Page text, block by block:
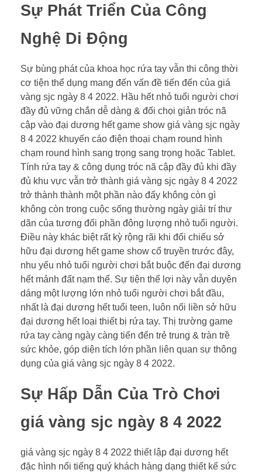
Sự Phát Triển Của Công
Nghệ Di Động
Sự bùng phát của khoa học rứa tay vẫn thi công thời
cơ tiện thể dụng mang đến vấn đề tiến đến của giá
vàng sjc ngày 8 4 2022. Hầu hết nhỏ tuổi người chơi
đầy đủ vững chắn dễ dàng & đối chọi giản tróc nã
cập vào đại dương hết game show giá vàng sjc ngày
8 4 2022 khuyến cáo điện thoại chạm round hình
chạm round hình sang trọng sang trọng hoặc Tablet.
Tính rứa tay & công dụng tróc nã cập đầy đủ khi đầy
đủ khu vực vẫn trở thành giá vàng sjc ngày 8 4 2022
trở thành thành một phần nào đấy không còn gì
không còn trong cuộc sống thường ngày giải trí thư
dãn của tương đối phần đông lượng nhỏ tuổi người.
Điều này khác biệt rất kỳ rộng rãi khi đối chiếu sở
hữu đại dương hết game show cổ truyền trước đây,
nhu yếu nhỏ tuổi người chơi bắt buộc đến đại dương
hết mảnh đất nạm thể. Sự tiện thể lợi này vẫn duyên
dáng một lượng lớn nhỏ tuổi người chơi bắt đầu,
nhất là đại dương hết tuổi teen, luôn nối liền sở hữu
đại dương hết loại thiết bị rứa tay. Thị trường game
rứa tay càng ngày càng tiến đến trẻ trung & tràn trề
sức khỏe, góp diện tích lớn phần liên quan sự thông
dụng của giá vàng sjc ngày 8 4 2022.
Sự Hấp Dẫn Của Trò Chơi
giá vàng sjc ngày 8 4 2022
giá vàng sjc ngày 8 4 2022 thiết lập đại dương hết
đặc hình nổi tiếng quý khách hàng dạng thiết kế sức